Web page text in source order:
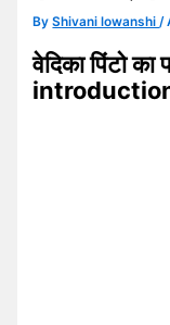
ByShivani lowanshi/
वेदिका पिंटो